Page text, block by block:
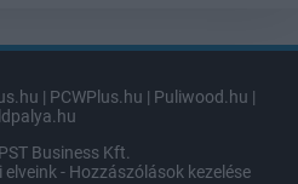
| PCWPlus.hu | Puliwood.hu |
Business Kft.
elveink - Hozzászólások kezelése